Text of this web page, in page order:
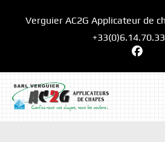
Verguier AC2G Applicateur de